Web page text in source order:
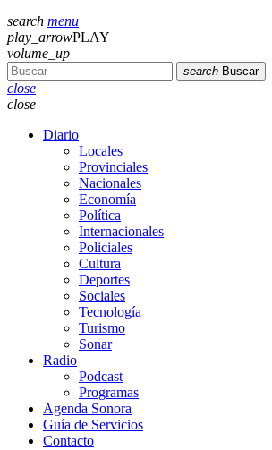
search menu
play_arrowPLAY
volume_up
search Buscar
close
close
Diario
Locales
Provinciales
Nacionales
Economía
Política
Internacionales
Policiales
Cultura
Deportes
Sociales
Tecnología
Turismo
Sonar
Radio
Podcast
Programas
Agenda Sonora
Guía de Servicios
Contacto